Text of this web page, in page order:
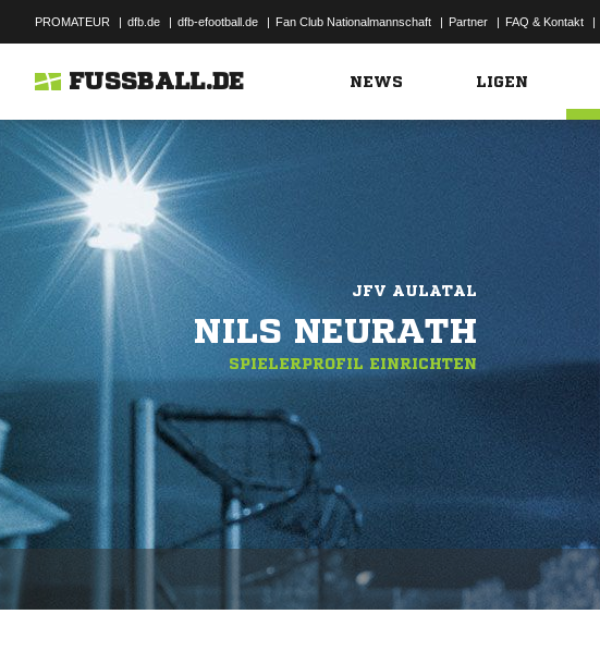
PROMATEUR | dfb.de | dfb-efootball.de | Fan Club Nationalmannschaft | Partner | FAQ & Kontakt |
FUSSBALL.DE NEWS LIGEN
JFV AULATAL
NILS NEURATH
SPIELERPROFIL EINRICHTEN